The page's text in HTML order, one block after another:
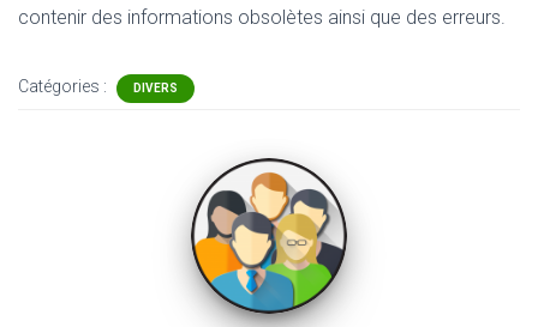
contenir des informations obsolètes ainsi que des erreurs.
Catégories : DIVERS